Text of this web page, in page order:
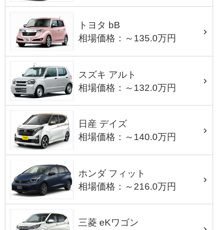
トヨタ bB
相場価格：～135.0万円
スズキ アルト
相場価格：～132.0万円
日産 デイズ
相場価格：～140.0万円
ホンダ フィット
相場価格：～216.0万円
三菱 eKワゴン